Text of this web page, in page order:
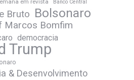
em revista Banco Central
Bruto Bolsonaro
Marcos Bomfim
democracia
Trump
& Desenvolvimento